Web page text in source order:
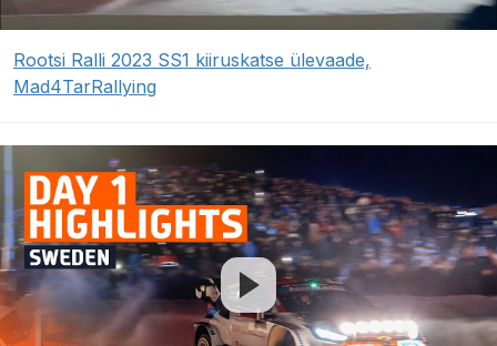
Rootsi Ralli 2023 SS1 kiiruskatse ülevaade,
Mad4TarRallying